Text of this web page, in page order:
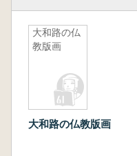
大和路の仏
教版画
大和路の仏教版画